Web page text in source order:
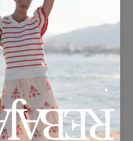
a 30€.
EN 24/48h
tu nuevo look, así que lo
rápido para ti.